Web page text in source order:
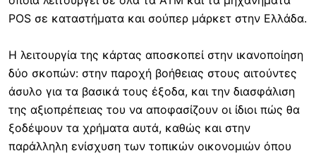
POS σε καταστήματα και σούπερ μάρκετ στην Ελλάδα.
Η λειτουργία της κάρτας αποσκοπεί στην ικανοποίηση
δύο σκοπών: στην παροχή βοήθειας στους αιτούντες
άσυλο για τα βασικά τους έξοδα, και την διασφάλιση
της αξιοπρέπειας του να αποφασίζουν οι ίδιοι πώς θα
ξοδέψουν τα χρήματα αυτά, καθώς και στην
παράλληλη ενίσχυση των τοπικών οικονομιών όπου